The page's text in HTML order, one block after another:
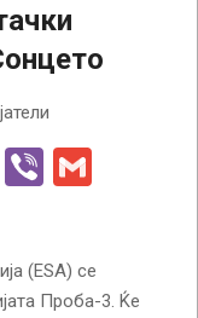
Telegram
Viber
(ESA) се
Проба-3. Ќе